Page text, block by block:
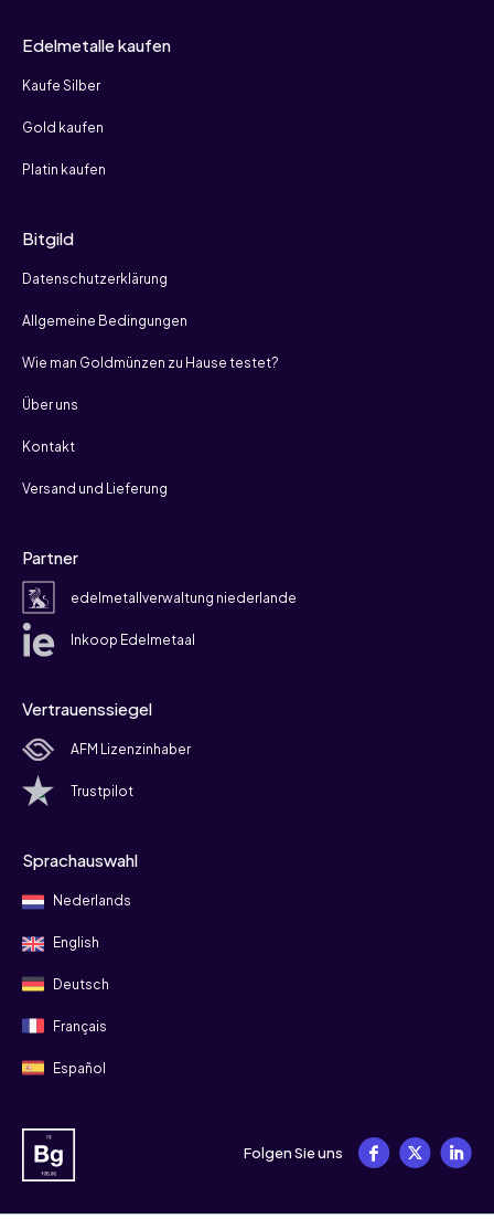
Edelmetalle kaufen
Kaufe Silber
Gold kaufen
Platin kaufen
Bitgild
Datenschutzerklärung
Allgemeine Bedingungen
Wie man Goldmünzen zu Hause testet?
Über uns
Kontakt
Versand und Lieferung
Partner
edelmetallverwaltung niederlande
Inkoop Edelmetaal
Vertrauenssiegel
AFM Lizenzinhaber
Trustpilot
Sprachauswahl
Nederlands
English
Deutsch
Français
Español
Folgen Sie uns